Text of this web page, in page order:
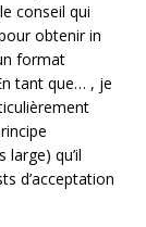
conseil qui
obtenir in
format
tant que… , je
qu’il
d’acceptation